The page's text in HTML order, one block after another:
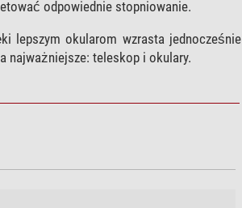
odpowiednie stopniowanie.
lepszym okularom wzrasta jednocześnie
najważniejsze: teleskop i okulary.